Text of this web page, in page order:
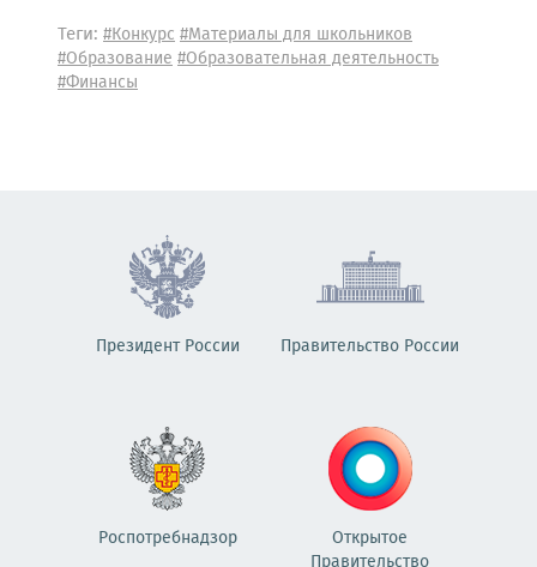
Теги: #Конкурс#Материалы для школьников
#Образование#Образовательная деятельность
#Финансы
Президент России Правительство России
Роспотребнадзор
Открытое